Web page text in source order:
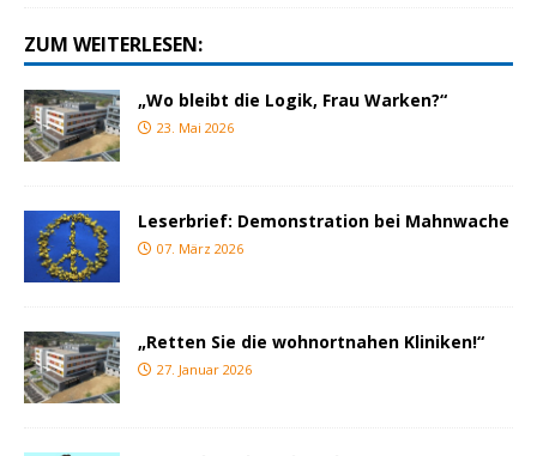
ZUM WEITERLESEN:
„Wo bleibt die Logik, Frau Warken?“
23. Mai 2026
Leserbrief: Demonstration bei Mahnwache
07. März 2026
„Retten Sie die wohnortnahen Kliniken!“
27. Januar 2026